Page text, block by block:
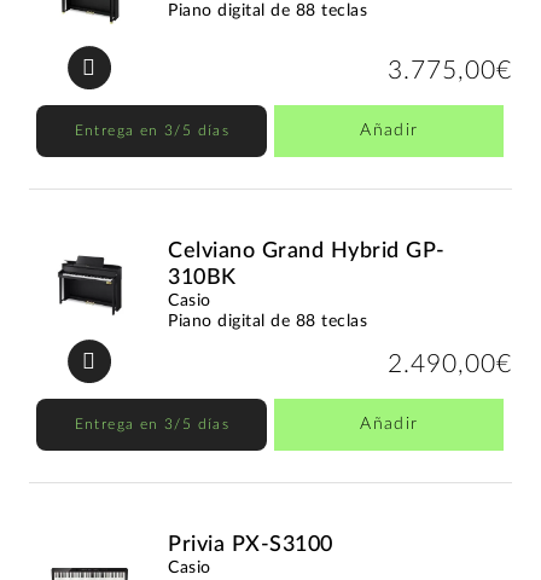
Piano digital de 88 teclas
3.775,00€
Entrega en 3/5 días Añadir
Celviano Grand Hybrid GP-
310BK
Casio
Piano digital de 88 teclas
2.490,00€
Entrega en 3/5 días Añadir
Privia PX-S3100
Casio